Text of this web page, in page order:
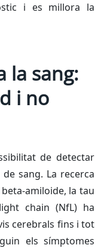
i es millora la
la sang:
i no
de detectar
sang. La recerca
amiloide, la tau
chain (NfL) ha
cerebrals fins i tot
els símptomes